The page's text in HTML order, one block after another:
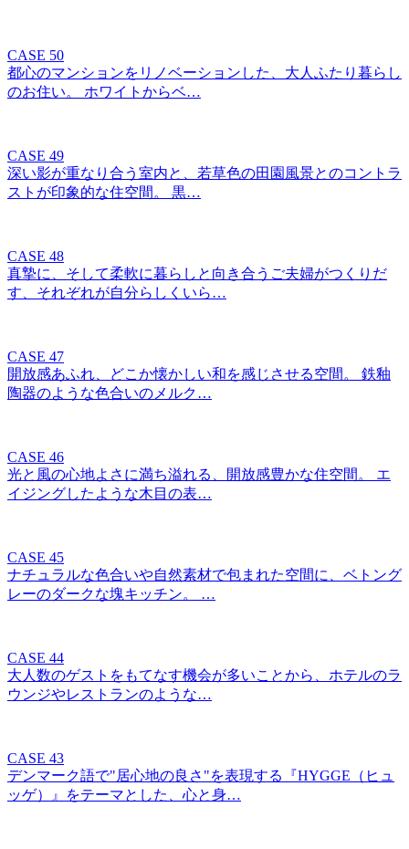
CASE 50
都心のマンションをリノベーションした、大人ふたり暮らし
のお住い。 ホワイトからベ…
CASE 49
深い影が重なり合う室内と、若草色の田園風景とのコントラ
ストが印象的な住空間。 黒…
CASE 48
真摯に、そして柔軟に暮らしと向き合うご夫婦がつくりだ
す、それぞれが自分らしくいら…
CASE 47
開放感あふれ、どこか懐かしい和を感じさせる空間。 鉄釉
陶器のような色合いのメルク…
CASE 46
光と風の心地よさに満ち溢れる、開放感豊かな住空間。 エ
イジングしたような木目の表…
CASE 45
ナチュラルな色合いや自然素材で包まれた空間に、ベトング
レーのダークな塊キッチン。 …
CASE 44
大人数のゲストをもてなす機会が多いことから、ホテルのラ
ウンジやレストランのような…
CASE 43
デンマーク語で"居心地の良さ"を表現する『HYGGE（ヒュ
ッゲ）』をテーマとした、心と身…